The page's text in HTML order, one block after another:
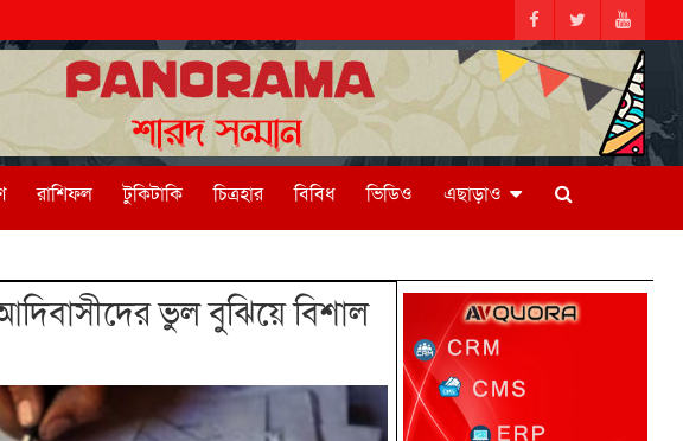
রাশিফল টুকিটাকি চিত্রহার বিবিধ ভিডিও এছাড়াও
ভুল বুঝিয়ে বিশাল